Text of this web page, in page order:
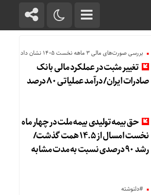
بررسی صورت‌های مالی 3 ماهه نخست 1405 نشان داد
تغییر مثبت در عملکرد مالی بانک
صادرات ایران/ درآمد عملیاتی ۸۰ درصد
حق بیمه تولیدی بیمه ملت در چهار ماه
نخست امسال از ۱۴.۵ همت گذشت/
رشد ۹۰ درصدی نسبت به مدت مشابه
#دلنوشته